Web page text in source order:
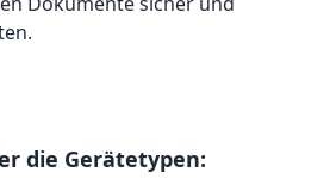
die Gerätetypen: